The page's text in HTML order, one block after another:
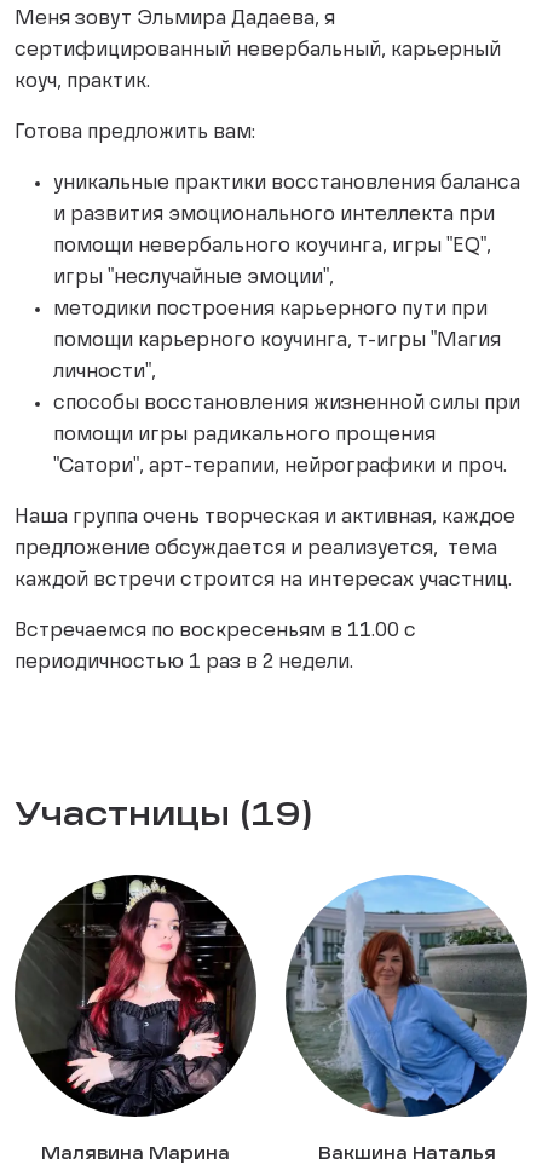
Меня зовут Эльмира Дадаева, я
сертифицированный невербальный, карьерный
коуч, практик.
Готова предложить вам:
уникальные практики восстановления баланса
и развития эмоционального интеллекта при
помощи невербального коучинга, игры "EQ",
игры "неслучайные эмоции",
методики построения карьерного пути при
помощи карьерного коучинга, т-игры "Магия
личности",
способы восстановления жизненной силы при
помощи игры радикального прощения
"Сатори", арт-терапии, нейрографики и проч.
Наша группа очень творческая и активная, каждое
предложение обсуждается и реализуется, тема
каждой встречи строится на интересах участниц.
Встречаемся по воскресеньям в 11.00 с
периодичностью 1 раз в 2 недели.
Участницы (19)
Малявина Марина Вакшина Наталья